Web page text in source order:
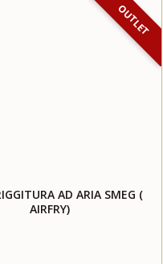
OUTLET
AD ARIA SMEG (
AIRFRY)